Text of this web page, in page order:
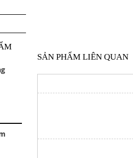
SẢN PHẨM LIÊN QUAN